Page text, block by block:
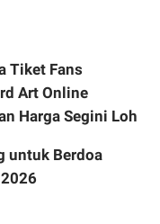
Tiket Fans
Art Online
Harga Segini Loh
untuk Berdoa